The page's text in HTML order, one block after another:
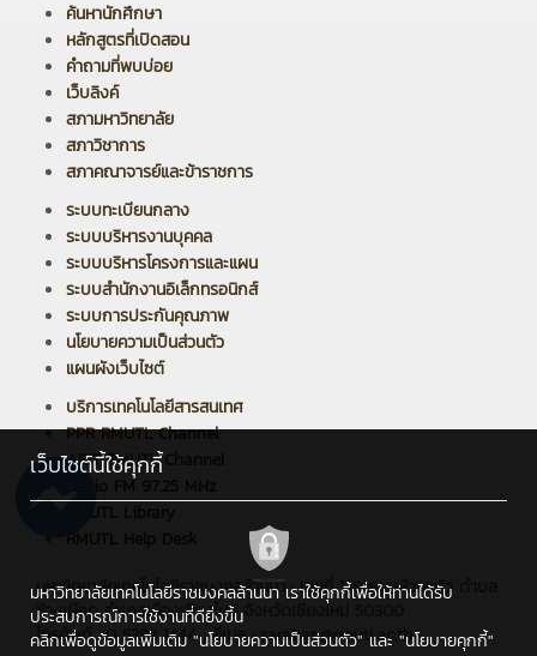
ค้นหานักศึกษา
หลักสูตรที่เปิดสอน
คำถามที่พบบ่อย
เว็บลิงค์
สภามหาวิทยาลัย
สภาวิชาการ
สภาคณาจารย์และข้าราชการ
ระบบทะเบียนกลาง
ระบบบริหารงานบุคคล
ระบบบริหารโครงการและแผน
ระบบสำนักงานอิเล็กทรอนิกส์
ระบบการประกันคุณภาพ
นโยบายความเป็นส่วนตัว
แผนผังเว็บไซต์
บริการเทคโนโลยีสารสนเทศ
PPR RMUTL Channel
ARIT RMUTL Channel
Radio FM 97.25 MHz
มหาวิทยาลัยเทคโนโลยีราชมงคลล้านนา : เลขที่ 128 ถนนห้วยแก้ว ตำบล
ช้างเผือก อำเภอเมืองเชียงใหม่ จังหวัดเชียงใหม่ 50300
โทรศัพท์ : 0 5392 1444 , อีเมล : saraban@rmutl.ac.th
เว็บไซต์นี้ใช้คุกกี้
มหาวิทยาลัยเทคโนโลยีราชมงคลล้านนา เราใช้คุกกี้เพื่อให้ท่านได้รับ
ประสบการณ์การใช้งานที่ดียิ่งขึ้น
คลิกเพื่อดูข้อมูลเพิ่มเติม "นโยบายความเป็นส่วนตัว" และ "นโยบายคุกกี้"